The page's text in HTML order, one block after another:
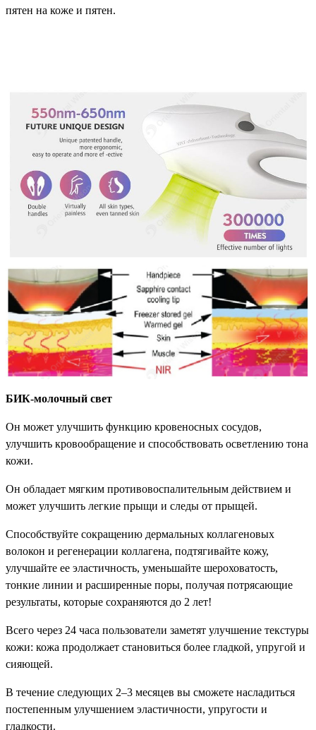
пятен на коже и пятен.
БИК-молочный свет
Он может улучшить функцию кровеносных сосудов,
улучшить кровообращение и способствовать осветлению тона
кожи.
Он обладает мягким противовоспалительным действием и
может улучшить легкие прыщи и следы от прыщей.
Способствуйте сокращению дермальных коллагеновых
волокон и регенерации коллагена, подтягивайте кожу,
улучшайте ее эластичность, уменьшайте шероховатость,
тонкие линии и расширенные поры, получая потрясающие
результаты, которые сохраняются до 2 лет!
Всего через 24 часа пользователи заметят улучшение текстуры
кожи: кожа продолжает становиться более гладкой, упругой и
сияющей.
В течение следующих 2–3 месяцев вы сможете насладиться
постепенным улучшением эластичности, упругости и
гладкости.